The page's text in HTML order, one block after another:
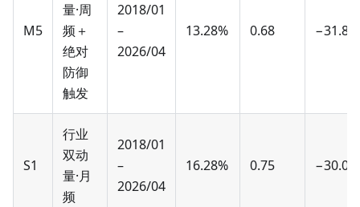
M5
量·周
频＋
绝对
防御
触发
2018/01
–
2026/04
13.28% 0.68
S1
行业
双动
量·月
频
2018/01
–
2026/04
16.28% 0.75